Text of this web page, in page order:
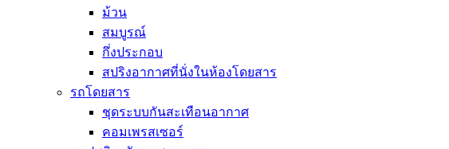
ม้วน
สมบูรณ์
กึ่งประกอบ
สปริงอากาศที่นั่งในห้องโดยสาร
รถโดยสาร
ชุดระบบกันสะเทือนอากาศ
คอมเพรสเซอร์